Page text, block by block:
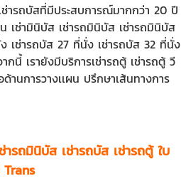
ช่ารถบัสที่มีประสบการณ์มากกว่า 20 ปี
เช่ามินิบัส เช่ารถมินิบัส เช่ารถมินิบัส
เช่ารถบัส 27 ที่นั่ง เช่ารถบัส 32 ที่นั่ง
นี้ เรายังมีบริการเช่ารถตู้ เช่ารถตู้ วี
านการวางเเผน ปรึกษาเส้นทางการ
ารถมินิบัส เช่ารถบัส เช่ารถตู้ใบ